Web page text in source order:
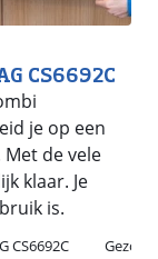
CS6692C
je op een
de vele
klaar. Je
is.
CS6692C